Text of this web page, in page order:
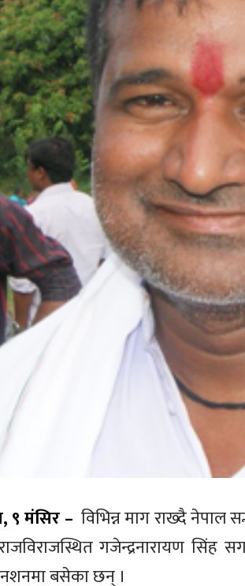
९ मंसिर –विभिन्न माग राख्दै नेपाल
गजेन्द्रनारायण सिंह
बसेका छन् ।